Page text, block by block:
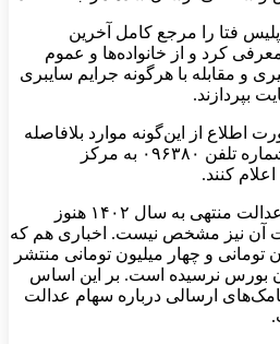
فتا را مرجع کامل آخرین
کرد و از خانواده‌ها و عموم
و مقابله با هرگونه جرایم سایبری
بپردازند.
اطلاع از این‌گونه موارد بلافاصله
مراتب را از طریق تماس با شماره تلفن ۰۹۶۳۸۰ به مرکز
کنند.
بنابراین گزارش، سود سهام عدالت منتهی به سال ۱۴۰۲ هنوز
آن نیز مشخص نیست. اخباری هم که
تومانی و چهار میلیون تومانی منتشر
بورس نرسیده است. بر این اساس
ارسالی درباره سهام عدالت